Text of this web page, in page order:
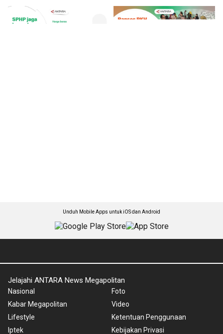
Unduh Mobile Apps untuk iOS dan Android
Jelajahi ANTARA News Megapolitan
Nasional
Kabar Megapolitan
Lifestyle
Iptek
Foto
Video
Ketentuan Penggunaan
Kebijakan Privasi